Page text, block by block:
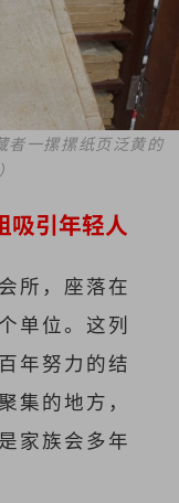
者一摞摞纸页泛黄的
引年轻人
所，座落在
单位。这列
年努力的结
集的地方，
家族会多年